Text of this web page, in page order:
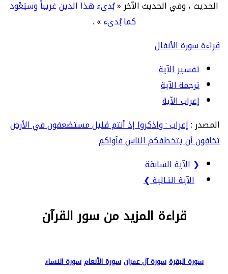
الحديث ، وفي الحديث الآخر «بُدىء هذا الدين غريباً وسيَعْود
كما بُدىء» .
قراءة سورة الأنفال
تفسير الآية
ترجمة الآية
إعراب الآية
المصدر :إعراب : واذكروا إذ أنتم قليل مستضعفون في الأرض
تخافون أن يتخطفكم الناس فآواكم
❮ الآية السابقة
الآية التـالية ❯
قراءة المزيد من سور القرآن
سورة البقرة سورة آل عمران سورة الأنعام سورة النساء